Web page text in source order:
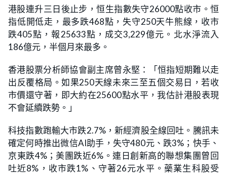
6
.
3
2
%
港股連升三日後止步，恒生指數失守26000點收市。恒
指低開低走，最多跌468點，失守250天牛熊線，收市
跌405點，報25633點，成交3,229億元。北水淨流入
186億元，半個月來最多。
香港股票分析師協會副主席曾永堅：「恒指短期難以走
出反覆格局。如果250天線未來三至五個交易日，若收
市價還守著，即大約在25600點水平，我估計港股表現
不會延續跌勢。」
科技指數跑輸大市跌2.7%，新經濟股全線回吐。騰訊未
確定何時推出微信AI助手，失守480元、跌3%；快手、
京東跌4%；美團跌近6%。連日創新高的聯想集團曾回
吐近8%，收市跌1%、守著26元水平。藥業生科股受